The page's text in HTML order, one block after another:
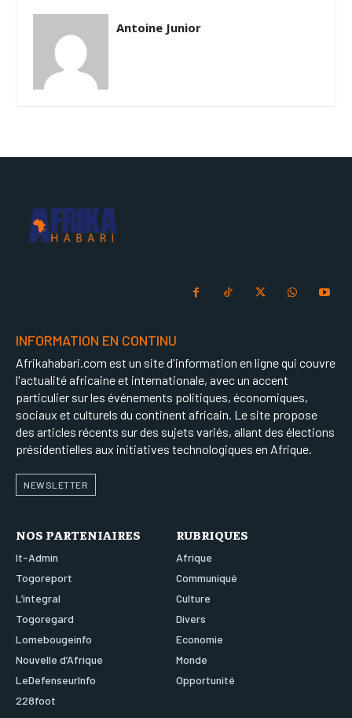
Antoine Junior
INFORMATION EN CONTINU
Afrikahabari.com est un site d'information en ligne qui couvre
l'actualité africaine et internationale, avec un accent
particulier sur les événements politiques, économiques,
sociaux et culturels du continent africain. Le site propose
des articles récents sur des sujets variés, allant des élections
présidentielles aux initiatives technologiques en Afrique.
NEWSLETTER
NOS PARTENIAIRES
It-Admin
Togoreport
L’integral
Togoregard
Lomebougeinfo
Nouvelle d’Afrique
LeDefenseurInfo
228foot
RUBRIQUES
Afrique
Communiqué
Culture
Divers
Economie
Monde
Opportunité